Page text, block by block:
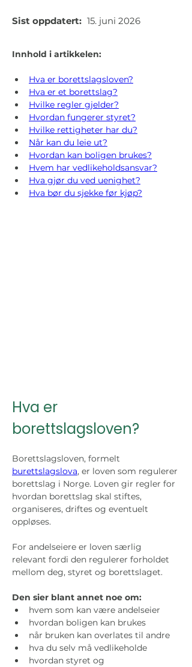
Sist oppdatert: 15. juni 2026
Innhold i artikkelen:
Hva er borettslagsloven?
Hva er et borettslag?
Hvilke regler gjelder?
Hvordan fungerer styret?
Hvilke rettigheter har du?
Når kan du leie ut?
Hvordan kan boligen brukes?
Hvem har vedlikeholdsansvar?
Hva gjør du ved uenighet?
Hva bør du sjekke før kjøp?
Hva er
borettslagsloven?
Borettslagsloven, formelt
burettslagslova, er loven som regulerer
borettslag i Norge. Loven gir regler for
hvordan borettslag skal stiftes,
organiseres, driftes og eventuelt
oppløses.
For andelseiere er loven særlig
relevant fordi den regulerer forholdet
mellom deg, styret og borettslaget.
Den sier blant annet noe om:
hvem som kan være andelseier
hvordan boligen kan brukes
når bruken kan overlates til andre
hva du selv må vedlikeholde
hvordan styret og